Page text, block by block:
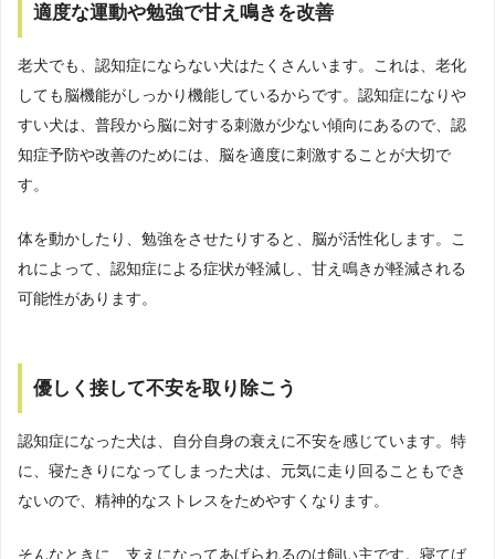
適度な運動や勉強で甘え鳴きを改善
老犬でも、認知症にならない犬はたくさんいます。これは、老化
しても脳機能がしっかり機能しているからです。認知症になりや
すい犬は、普段から脳に対する刺激が少ない傾向にあるので、認
知症予防や改善のためには、脳を適度に刺激することが大切で
す。
体を動かしたり、勉強をさせたりすると、脳が活性化します。こ
れによって、認知症による症状が軽減し、甘え鳴きが軽減される
可能性があります。
優しく接して不安を取り除こう
認知症になった犬は、自分自身の衰えに不安を感じています。特
に、寝たきりになってしまった犬は、元気に走り回ることもでき
ないので、精神的なストレスをためやすくなります。
そんなときに、支えになってあげられるのは飼い主です。寝てば